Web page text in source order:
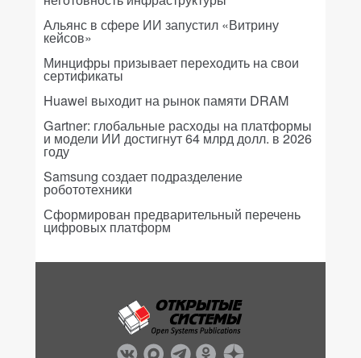
Альянс в сфере ИИ запустил «Витрину
кейсов»
Минцифры призывает переходить на свои
сертификаты
Huawei выходит на рынок памяти DRAM
Gartner: глобальные расходы на платформы
и модели ИИ достигнут 64 млрд долл. в 2026
году
Samsung создает подразделение
робототехники
Сформирован предварительный перечень
цифровых платформ